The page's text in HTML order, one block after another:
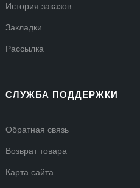
История заказов
Закладки
Рассылка
СЛУЖБА ПОДДЕРЖКИ
Обратная связь
Возврат товара
Карта сайта